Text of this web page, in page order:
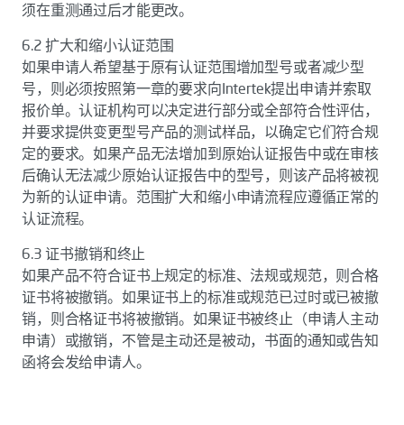
须在重测通过后才能更改。
6.2 扩大和缩小认证范围
如果申请人希望基于原有认证范围增加型号或者减少型
号，则必须按照第一章的要求向Intertek提出申请并索取
报价单。认证机构可以决定进行部分或全部符合性评估，
并要求提供变更型号产品的测试样品，以确定它们符合规
定的要求。如果产品无法增加到原始认证报告中或在审核
后确认无法减少原始认证报告中的型号，则该产品将被视
为新的认证申请。范围扩大和缩小申请流程应遵循正常的
认证流程。
6.3 证书撤销和终止
如果产品不符合证书上规定的标准、法规或规范，则合格
证书将被撤销。如果证书上的标准或规范已过时或已被撤
销，则合格证书将被撤销。如果证书被终止（申请人主动
申请）或撤销，不管是主动还是被动，书面的通知或告知
函将会发给申请人。